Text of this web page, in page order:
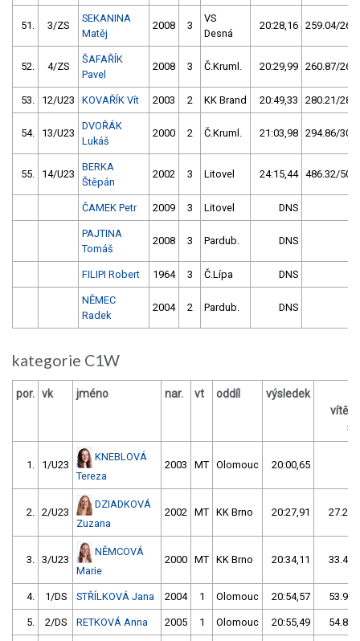
51. 3/ZS
SEKANINA
Matěj
2008 3
VS
Desná
20:28,16 259.04/26,7
52. 4/ZS
ŠAFAŘÍK
Pavel
2008 3 Č.Kruml. 20:29,99 260.87/26,9
53. 12/U23 KOVAŘÍK Vít 2003 2 KK Brand 20:49,33 280.21/28,9
54. 13/U23
DVOŘÁK
Lukáš
2000 2 Č.Kruml. 21:03,98 294.86/30,4
55. 14/U23
BERKA
Štěpán
2002 3 Litovel 24:15,44 486.32/50,2
ČAMEK Petr 2009 3 Litovel DNS
PAJTINA
Tomáš
2008 3 Pardub. DNS
FILIPI Robert 1964 3 Č.Lípa DNS
NĚMEC
Radek
2004 2 Pardub. DNS
kategorie C1W
por. vk jméno nar. vt oddíl výsledek
s
1. 1/U23
KNEBLOVÁ
Tereza
2003 MT Olomouc 20:00,65
2. 2/U23
DZIADKOVÁ
Zuzana
2002 MT KK Brno 20:27,91 27.26/
3. 3/U23
NĚMCOVÁ
Marie
2000 MT KK Brno 20:34,11 33.46/
4. 1/DS STŘÍLKOVÁ Jana 2004 1 Olomouc 20:54,57 53.93/
5. 2/DS RETKOVÁ Anna 2005 1 Olomouc 20:55,49 54.84/